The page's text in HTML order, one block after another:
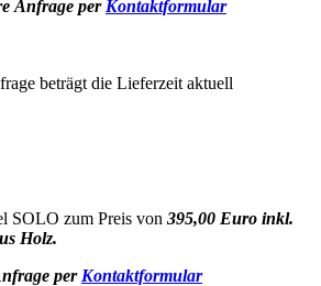
Anfrage per Kontaktformular
beträgt die Lieferzeit aktuell
SOLO zum Preis von 395,00 Euro inkl.
Holz.
per Kontaktformular